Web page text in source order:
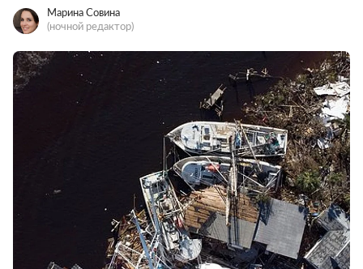
Марина Совина
(ночной редактор)